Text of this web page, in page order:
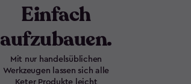
Einfach
aufzubauen.
Mit nur handelsüblichen
Werkzeugen lassen sich alle
Keter Produkte leicht